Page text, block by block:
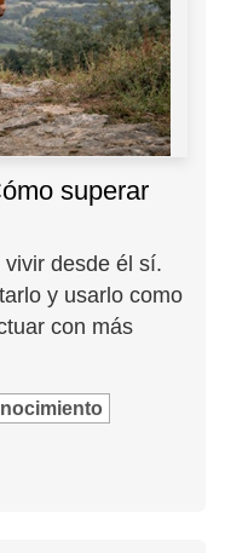
superar
desde él sí.
y usarlo como
con más